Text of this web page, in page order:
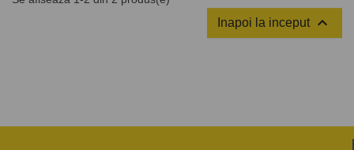
Inapoi la inceput 